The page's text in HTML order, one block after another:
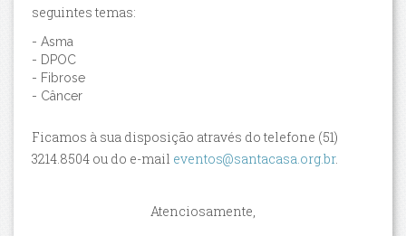
seguintes temas:
- Asma
- DPOC
- Fibrose
- Câncer
Ficamos à sua disposição através do telefone (51)
3214.8504 ou do e-mail eventos@santacasa.org.br.
Atenciosamente,